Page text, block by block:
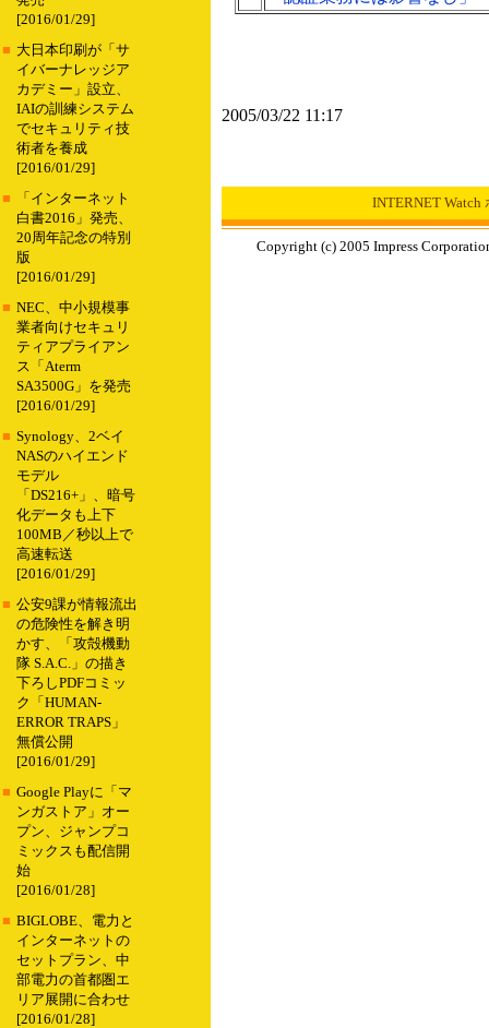
[2016/01/29]
■ 大日本印刷が「サ
イバーナレッジア
カデミー」設立、
IAIの訓練システム
でセキュリティ技
術者を養成
[2016/01/29]
■
「インターネット
白書2016」発売、
20周年記念の特別
版
[2016/01/29]
■ NEC、中小規模事
業者向けセキュリ
ティアプライアン
ス「Aterm
SA3500G」を発売
[2016/01/29]
■ Synology、2ベイ
NASのハイエンド
モデル
「DS216+」、暗号
化データも上下
100MB／秒以上で
高速転送
[2016/01/29]
■ 公安9課が情報流出
の危険性を解き明
かす、「攻殻機動
隊 S.A.C.」の描き
下ろしPDFコミッ
ク「HUMAN-
ERROR TRAPS」
無償公開
[2016/01/29]
■ Google Playに「マ
ンガストア」オー
プン、ジャンプコ
ミックスも配信開
始
[2016/01/28]
■ BIGLOBE、電力と
インターネットの
セットプラン、中
部電力の首都圏エ
リア展開に合わせ
[2016/01/28]
2005/03/22 11:17
INTERNET Watch
Copyright (c) 2005 Impress